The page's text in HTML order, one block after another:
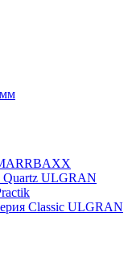
Quartz ULGRAN
Classic ULGRAN